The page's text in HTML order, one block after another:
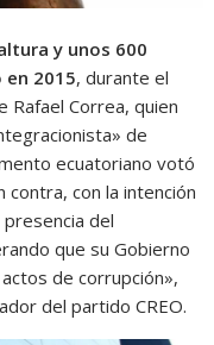
y unos 600
2015, durante el
Rafael Correa, quien
de
ecuatoriano votó
con la intención
del
que su Gobierno
de corrupción»,
del partido CREO.